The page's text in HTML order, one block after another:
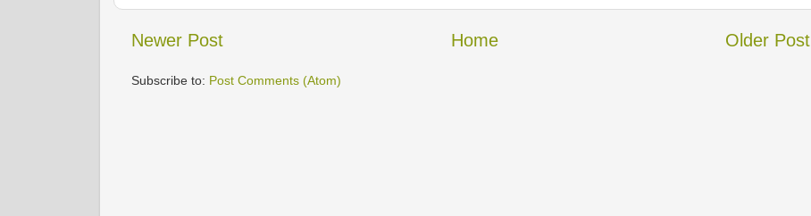
Newer Post Older Post
Home
Subscribe to: Post Comments (Atom)